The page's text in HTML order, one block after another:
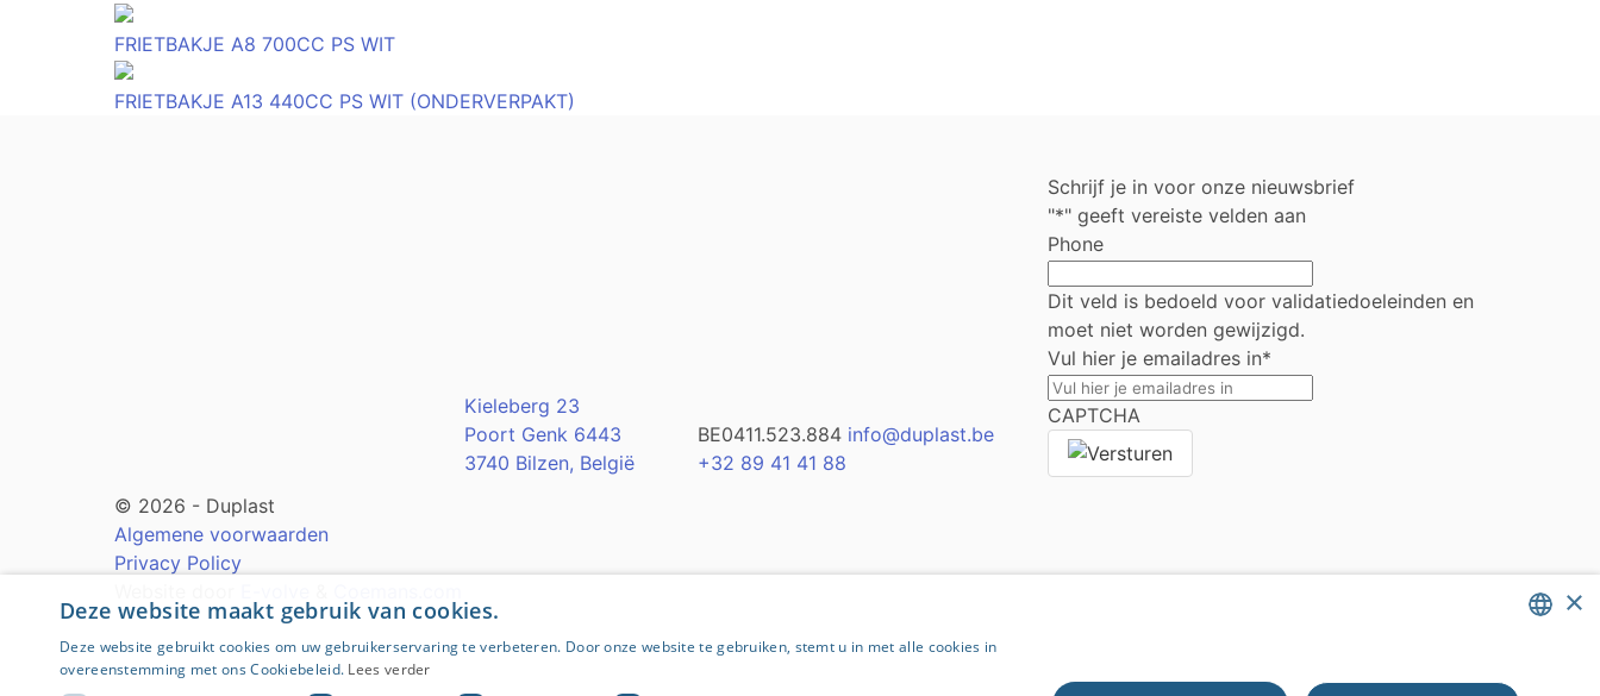
FRIETBAKJE A8 700CC PS WIT
FRIETBAKJE A13 440CC PS WIT (ONDERVERPAKT)
Kieleberg 23
Poort Genk 6443
3740 Bilzen, België
BE0411.523.884 info@duplast.be
+32 89 41 41 88
Schrijf je in voor onze nieuwsbrief
"*" geeft vereiste velden aan
Phone
Dit veld is bedoeld voor validatiedoeleinden en
moet niet worden gewijzigd.
Vul hier je emailadres in*
CAPTCHA
© 2026 - Duplast
Algemene voorwaarden
Privacy Policy
×
Deze website maakt gebruik van cookies.
Deze website gebruikt cookies om uw gebruikerservaring te verbeteren. Door onze website te gebruiken, stemt u in met alle cookies in
overeenstemming met ons Cookiebeleid. Lees verder